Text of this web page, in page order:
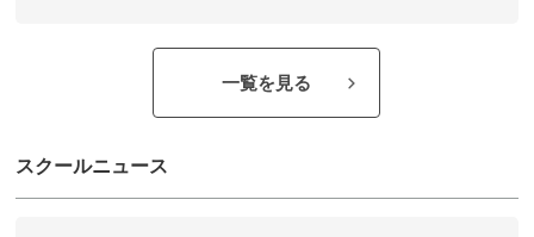
一覧を見る
スクールニュース